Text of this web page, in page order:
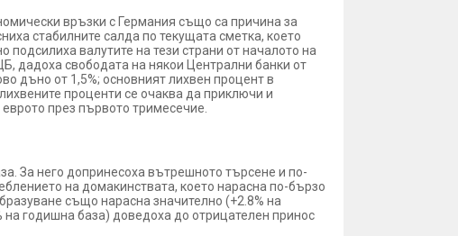
връзки с Германия също са причина за
стабилните салда по текущата сметка, което
валутите на тези страни от началото на
дадоха свободата на някои Централни банки от
дъно от 1,5%; основният лихвен процент в
проценти се очаква да приключи и
през първото тримесечие.
За него допринесоха вътрешното търсене и по-
на домакинствата, което нарасна по-бързо
също нарасна значително (+2.8% на
на годишна база) доведоха до отрицателен принос